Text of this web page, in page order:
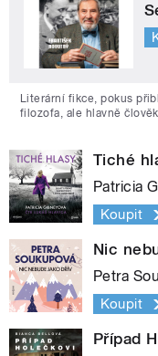
Literární fikce, pokus
filozofa, ale hlavně
Tiché
Patricia
Koupit
Nic
Petra
Koupit
Případ